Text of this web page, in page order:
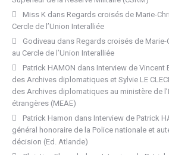
Miss K dans Regards croisés de Marie-
Cercle de l’Union Interalliée
Godiveau dans Regards croisés de Marie-
au Cercle de l’Union Interalliée
Patrick HAMON dans Interview de Vincent
des Archives diplomatiques et Sylvie LE
des Archives diplomatiques au ministère de
étrangères (MEAE)
Patrick Hamon dans Interview de Patrick
général honoraire de la Police nationale et
décision (Ed. Atlande)